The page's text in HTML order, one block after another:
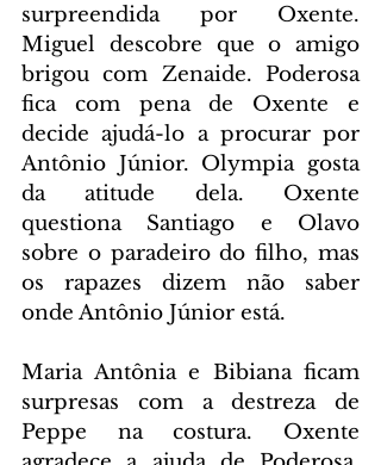
surpreendida por Oxente.
Miguel descobre que o amigo
brigou com Zenaide. Poderosa
fica com pena de Oxente e
decide ajudá-lo a procurar por
Antônio Júnior. Olympia gosta
da atitude dela. Oxente
questiona Santiago e Olavo
sobre o paradeiro do filho, mas
os rapazes dizem não saber
onde Antônio Júnior está.
Maria Antônia e Bibiana ficam
surpresas com a destreza de
Peppe na costura. Oxente